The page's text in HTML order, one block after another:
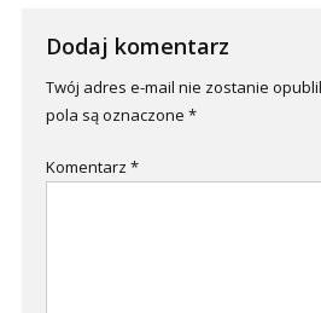
Dodaj komentarz
Twój adres e-mail nie zostanie
pola są oznaczone *
Komentarz *